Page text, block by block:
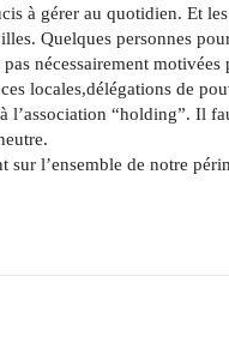
à gérer au quotidien. Et
Quelques personnes
nécessairement
locales,délégations de
l’association “holding”. Il
sur l’ensemble de notre